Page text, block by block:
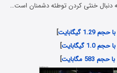
دنبال خنثی کردن توطئه دشمنان است…
]
]
]